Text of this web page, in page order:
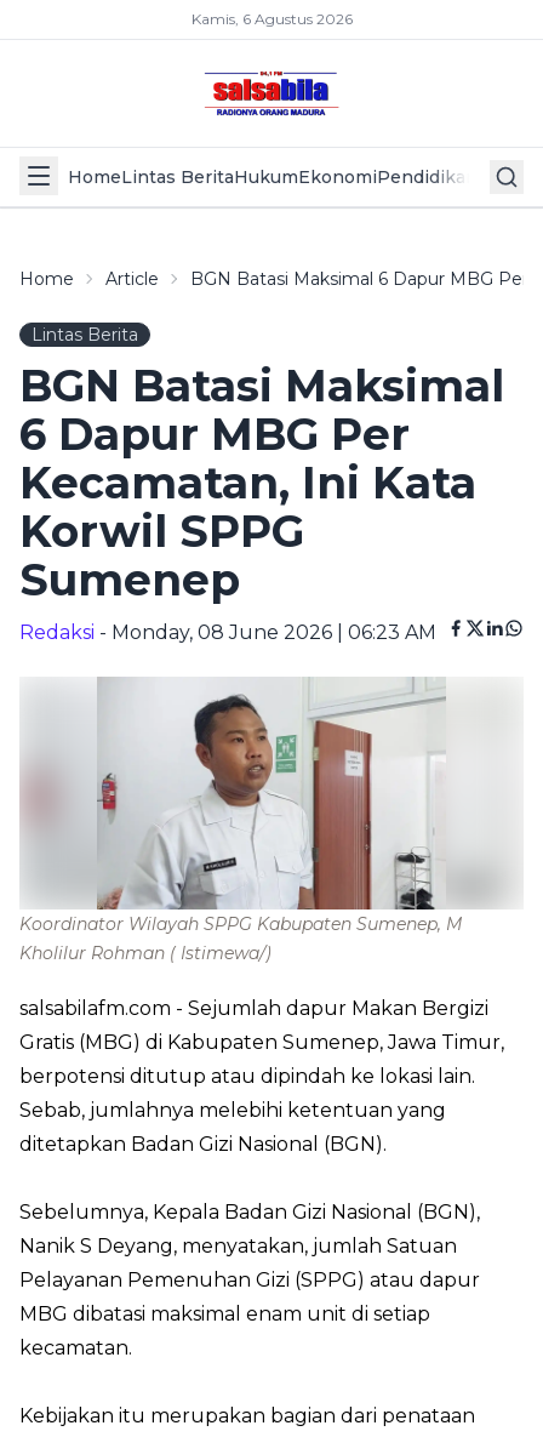
Kamis, 6 Agustus 2026
HomeLintas BeritaHukumEkonomiPendidikan Politik
Home Article BGN Batasi Maksimal 6 Dapur MBG Per
Lintas Berita
BGN Batasi Maksimal
6 Dapur MBG Per
Kecamatan, Ini Kata
Korwil SPPG
Sumenep
Redaksi - Monday, 08 June 2026 | 06:23 AM
Koordinator Wilayah SPPG Kabupaten Sumenep, M
Kholilur Rohman ( Istimewa/)
salsabilafm.com - Sejumlah dapur Makan Bergizi
Gratis (MBG) di Kabupaten Sumenep, Jawa Timur,
berpotensi ditutup atau dipindah ke lokasi lain.
Sebab, jumlahnya melebihi ketentuan yang
ditetapkan Badan Gizi Nasional (BGN).
Sebelumnya, Kepala Badan Gizi Nasional (BGN),
Nanik S Deyang, menyatakan, jumlah Satuan
Pelayanan Pemenuhan Gizi (SPPG) atau dapur
MBG dibatasi maksimal enam unit di setiap
kecamatan.
Kebijakan itu merupakan bagian dari penataan